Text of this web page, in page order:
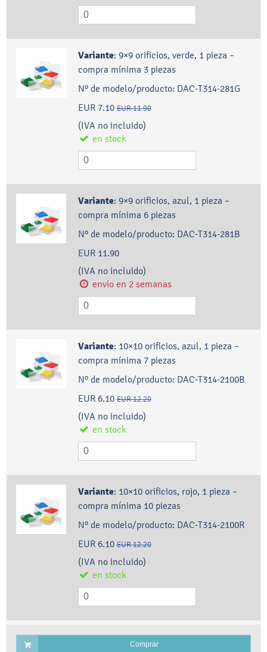
Variante: 9×9 orificios, verde, 1 pieza –
compra mínima 3 piezas
Nº de modelo/producto: DAC-T314-281G
EUR 7.10 EUR 11.90
(IVA no incluido)
en stock
Variante: 9×9 orificios, azul, 1 pieza –
compra mínima 6 piezas
Nº de modelo/producto: DAC-T314-281B
EUR 11.90
(IVA no incluido)
envío en 2 semanas
Variante: 10×10 orificios, azul, 1 pieza –
compra mínima 7 piezas
Nº de modelo/producto: DAC-T314-2100B
EUR 6.10 EUR 12.20
(IVA no incluido)
en stock
Variante: 10×10 orificios, rojo, 1 pieza –
compra mínima 10 piezas
Nº de modelo/producto: DAC-T314-2100R
EUR 6.10 EUR 12.20
(IVA no incluido)
en stock
Comprar